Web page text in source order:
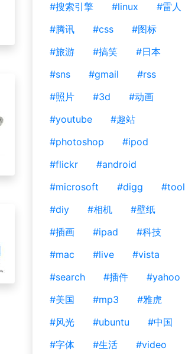
#搜索引擎
#linux
#雷人
#腾讯
#css
#图标
#旅游
#搞笑
#日本
#sns
#gmail
#rss
#照片
#3d
#动画
#youtube
#趣站
#photoshop
#ipod
#flickr
#android
#microsoft
#digg
#tool
#diy
#相机
#壁纸
#插画
#ipad
#科技
#mac
#live
#vista
#search
#插件
#yahoo
#美国
#mp3
#雅虎
#风光
#ubuntu
#中国
#字体
#生活
#video